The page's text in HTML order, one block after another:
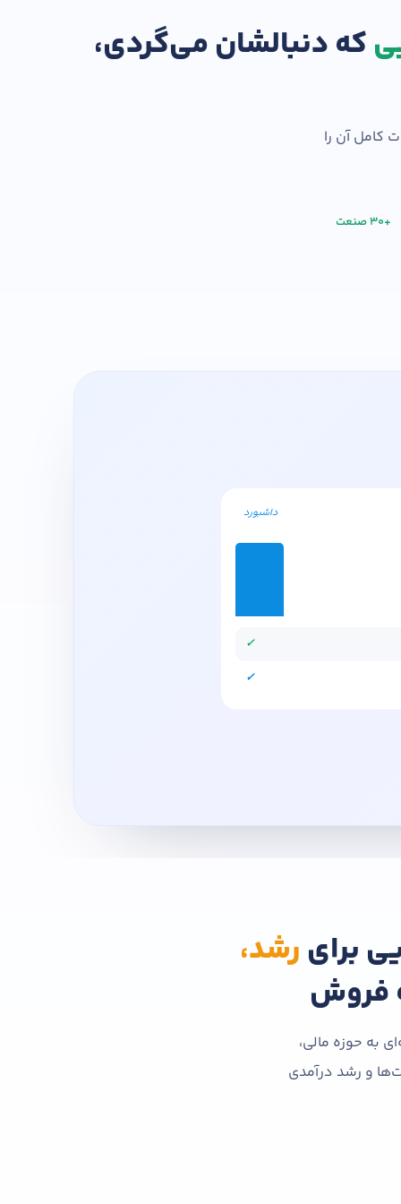
که دنبالشان می‌گردی،
کامل آن را
+۳۰ صنعت
داشبورد
✓
✓
برای رشد،
فروش
به حوزه مالی،
و رشد درآمدی